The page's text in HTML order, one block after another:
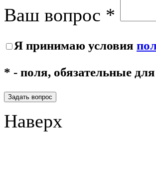
Ваш вопрос *
Я принимаю условия
* - поля, обязательные
Задать вопрос
Наверх